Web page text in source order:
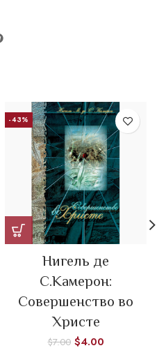
-43%
Нигель де
С.Камерон:
Совершенство во
Христе
$7.00 $4.00